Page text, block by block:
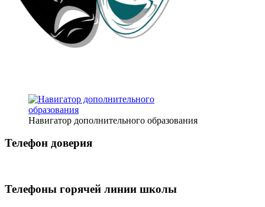
Навигатор дополнительного образования
Телефон доверия
Телефоны горячей линии школы